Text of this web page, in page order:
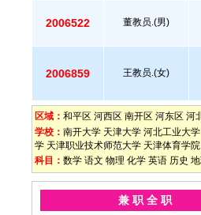
2006522 董教员.(男)
2006859 王教员.(女)
区域： 和平区 河西区 南开区 河东区 河
学校： 南开大学 天津大学 河北工业大学
学 天津职业技术师范大学 天津体育学院
科目： 数学 语文 物理 化学 英语 历史
兼 职 全 职